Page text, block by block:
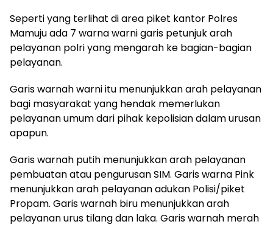
Seperti yang terlihat di area piket kantor Polres
Mamuju ada 7 warna warni garis petunjuk arah
pelayanan polri yang mengarah ke bagian-bagian
pelayanan.
Garis warnah warni itu menunjukkan arah pelayanan
bagi masyarakat yang hendak memerlukan
pelayanan umum dari pihak kepolisian dalam urusan
apapun.
Garis warnah putih menunjukkan arah pelayanan
pembuatan atau pengurusan SIM. Garis warna Pink
menunjukkan arah pelayanan adukan Polisi/piket
Propam. Garis warnah biru menunjukkan arah
pelayanan urus tilang dan laka. Garis warnah merah